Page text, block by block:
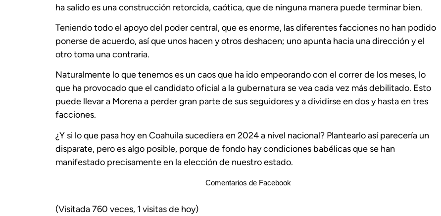
ha salido es una construcción retorcida, caótica, que de ninguna manera puede terminar bien.
Teniendo todo el apoyo del poder central, que es enorme, las diferentes facciones no han podido
ponerse de acuerdo, así que unos hacen y otros deshacen; uno apunta hacia una dirección y el
otro toma una contraria.
Naturalmente lo que tenemos es un caos que ha ido empeorando con el correr de los meses, lo
que ha provocado que el candidato oficial a la gubernatura se vea cada vez más debilitado. Esto
puede llevar a Morena a perder gran parte de sus seguidores y a dividirse en dos y hasta en tres
facciones.
¿Y si lo que pasa hoy en Coahuila sucediera en 2024 a nivel nacional? Plantearlo así parecería un
disparate, pero es algo posible, porque de fondo hay condiciones babélicas que se han
manifestado precisamente en la elección de nuestro estado.
Comentarios de Facebook
(Visitada 760 veces, 1 visitas de hoy)